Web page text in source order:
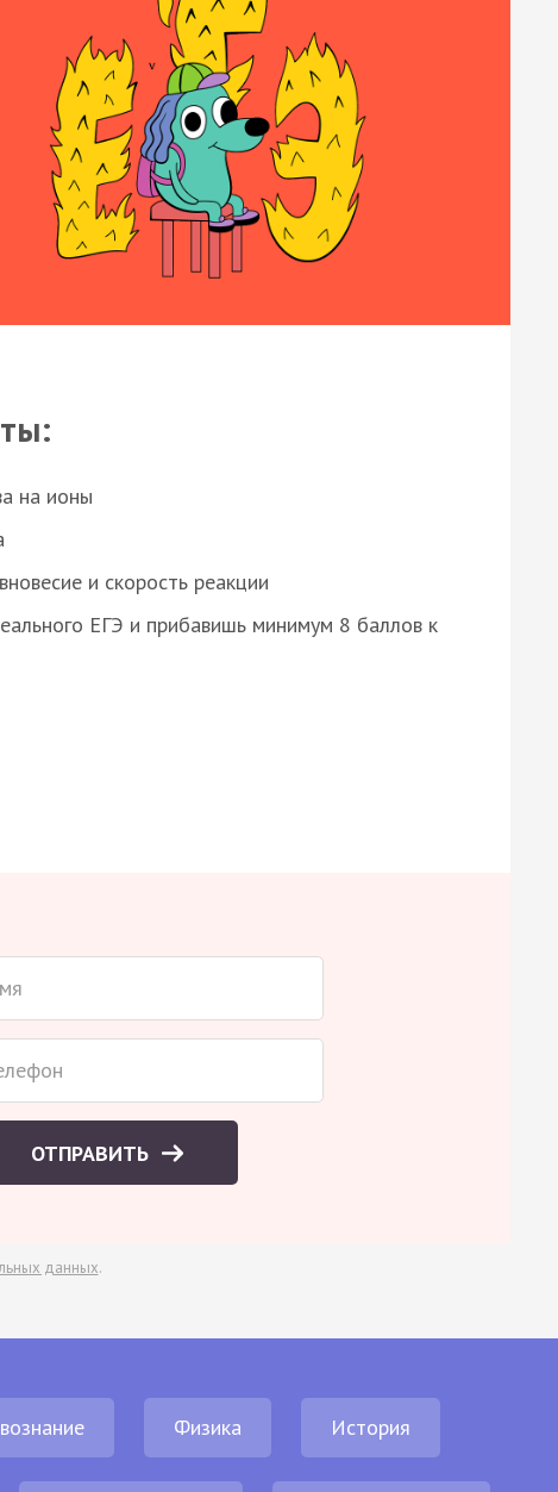
на ионы
и скорость реакции
ЕГЭ и прибавишь минимум 8 баллов к
ОТПРАВИТЬ
данных.
Физика История